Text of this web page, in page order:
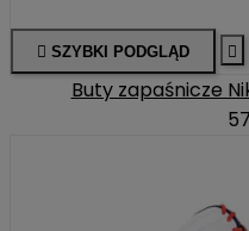
 SZYBKI PODGLĄD 
Buty zapaśnicze